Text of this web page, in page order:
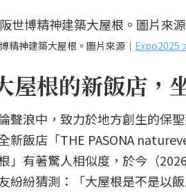
精神建築大屋根。圖片來源｜ Expo2025
屋根的新飯店，
聲浪中，致力於地方創生的保
新飯店「THE PASONA
」有著驚人相似度，於今（
紛紛猜測：「大屋根是不是以